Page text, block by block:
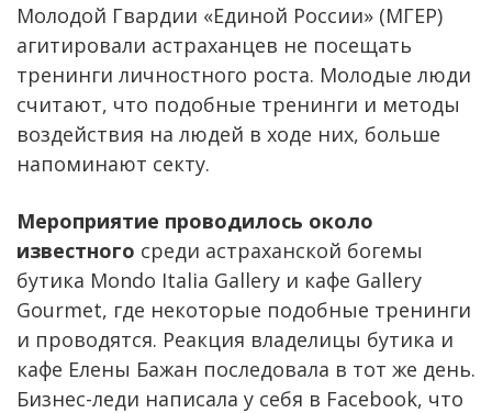
Молодой Гвардии «Единой России» (МГЕР)
агитировали астраханцев не посещать
тренинги личностного роста. Молодые люди
считают, что подобные тренинги и методы
воздействия на людей в ходе них, больше
напоминают секту.
Мероприятие проводилось около
известного среди астраханской богемы
бутика Mondo Italia Gallery и кафе Gallery
Gourmet, где некоторые подобные тренинги
и проводятся. Реакция владелицы бутика и
кафе Елены Бажан последовала в тот же день.
Бизнес-леди написала у себя в Facebook, что